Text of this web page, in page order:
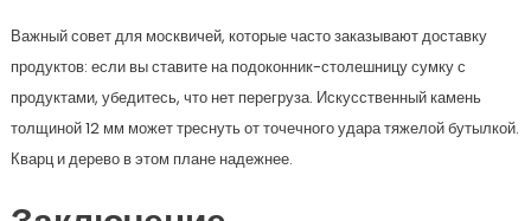
Важный совет для москвичей, которые часто заказывают доставку
продуктов: если вы ставите на подоконник-столешницу сумку с
продуктами, убедитесь, что нет перегруза. Искусственный камень
толщиной 12 мм может треснуть от точечного удара тяжелой бутылкой.
Кварц и дерево в этом плане надежнее.